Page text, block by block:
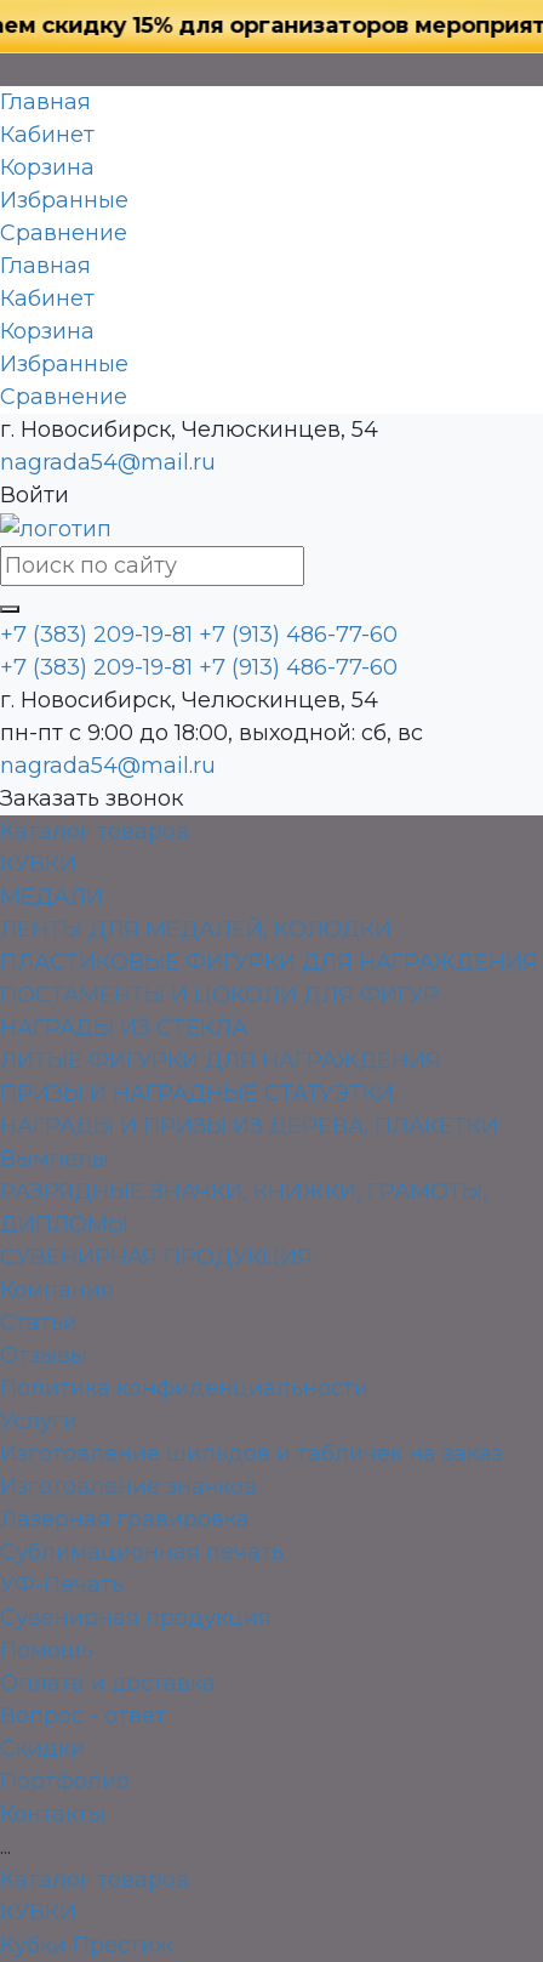
15% для организаторов мероприятий,
Главная
Кабинет
Корзина
Избранные
Сравнение
Главная
Кабинет
Корзина
Избранные
Сравнение
г. Новосибирск, Челюскинцев, 54
nagrada54@mail.ru
Войти
+7 (383) 209-19-81 +7 (913) 486-77-60
+7 (383) 209-19-81 +7 (913) 486-77-60
г. Новосибирск, Челюскинцев, 54
пн-пт с 9:00 до 18:00, выходной: сб, вс
nagrada54@mail.ru
Заказать звонок
Каталог товаров
КУБКИ
МЕДАЛИ
ЛЕНТЫ ДЛЯ МЕДАЛЕЙ, КОЛОДКИ
ПЛАСТИКОВЫЕ ФИГУРКИ ДЛЯ НАГРАЖДЕНИЯ
ПОСТАМЕНТЫ И ЦОКОЛИ ДЛЯ ФИГУР
НАГРАДЫ ИЗ СТЕКЛА
ЛИТЫЕ ФИГУРКИ ДЛЯ НАГРАЖДЕНИЯ
ПРИЗЫ И НАГРАДНЫЕ СТАТУЭТКИ
НАГРАДЫ И ПРИЗЫ ИЗ ДЕРЕВА, ПЛАКЕТКИ
Вымпелы
РАЗРЯДНЫЕ ЗНАЧКИ, КНИЖКИ, ГРАМОТЫ,
ДИПЛОМЫ
СУВЕНИРНАЯ ПРОДУКЦИЯ
Компания
Статьи
Отзывы
Политика конфиденциальности
Услуги
Изготовление шильдов и табличек на заказ
Изготовление значков
Лазерная гравировка
Сублимационная печать
УФ-Печать
Сувенирная продукция
Помощь
Оплата и доставка
Вопрос - ответ
Скидки
Портфолио
Контакты
...
Каталог товаров
КУБКИ
Кубки Престиж